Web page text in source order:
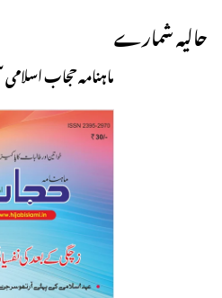
حالیہ شمارے
ماہنامہ حجاب اسلامی